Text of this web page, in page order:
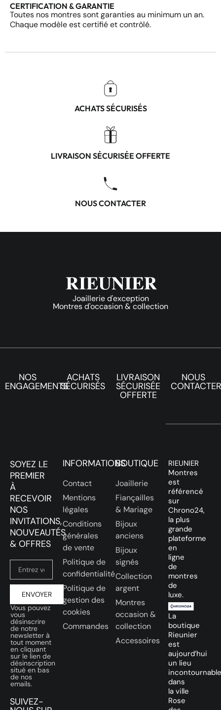
CERTIFICATION & GARANTIE
Toutes nos montres sont garanties au minimum un an.
Chaque modèle est certifié et contrôlé.
ACHATS SÉCURISÉS
LIVRAISON SÉCURISÉE OFFERTE
NOUS CONTACTER
Joaillerie d'exception
Montres d'occasion & collection
NOS
ENGAGEMENTS
ACHATS
SÉCURISÉS
LIVRAISON
SÉCURISÉE
OFFERTE
NOUS
CONTACTER
SOYEZ LE
PREMIER
À
RECEVOIR
NOS
INVITATIONS,
NOUVEAUTÉS
& OFFRES
ENVOYER
Vous pouvez
vous
désinscrire
de notre
newsletter à
tout moment
en cliquant
sur le lien de
désinscription
situé en bas
de nos
emails.
SUIVEZ-
INFORMATIONS
Contact
Mentions
légales
Conditions
générales
de vente
Politique de
confidentialité
Politique de
gestion des
cookies
Commandes
BOUTIQUE
Joaillerie
Fiançailles
& Mariage
Bijoux
anciens
Bijoux
signés
Collection
argent
Montres
occasion &
collection
Accessoires
RIEUNIER
Montres
est
référencé
sur
Chrono24,
la plus
grande
plateforme
en
ligne
de
montres
de
luxe.
La
boutique
Rieunier
est
aujourd’hui
un lieu
incontournable
dans
la ville
Rose